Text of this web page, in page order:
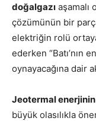
doğalgazı aşamalı
çözümünün bir
elektriğin rolü
ederken “Batı’nın
oynayacağına dair
Jeotermal enerjinin
büyük olasılıkla